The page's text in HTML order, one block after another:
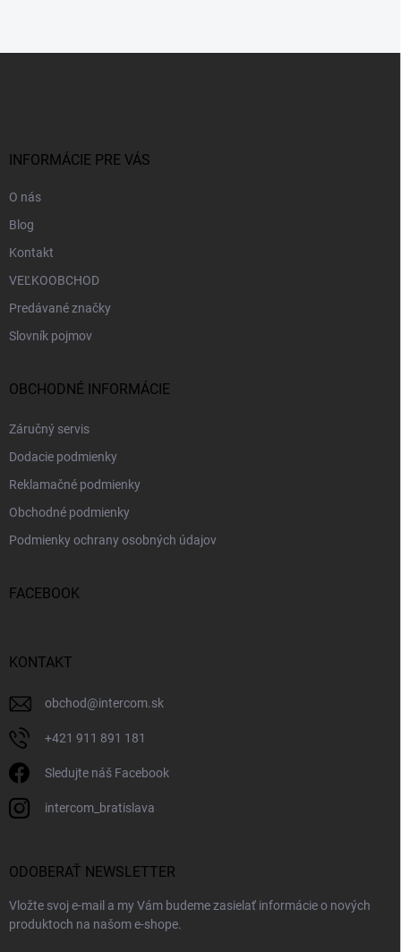
INFORMÁCIE PRE VÁS
O nás
Blog
Kontakt
VEĽKOOBCHOD
Predávané značky
Slovník pojmov
OBCHODNÉ INFORMÁCIE
Záručný servis
Dodacie podmienky
Reklamačné podmienky
Obchodné podmienky
Podmienky ochrany osobných údajov
FACEBOOK
KONTAKT
obchod@intercom.sk
+421 911 891 181
Sledujte náš Facebook
intercom_bratislava
ODOBERAŤ NEWSLETTER
Vložte svoj e-mail a my Vám budeme zasielať informácie o nových
produktoch na našom e-shope.